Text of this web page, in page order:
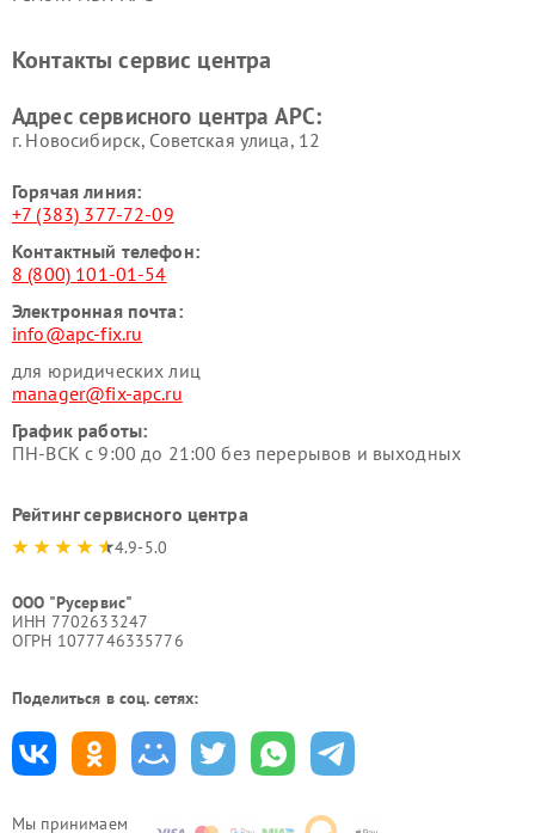
Мы принимаем
Контакты сервис центра
Адрес сервисного центра APC:
г. Новосибирск, Советская улица, 12
Горячая линия:
+7 (383) 377-72-09
Контактный телефон:
8 (800) 101-01-54
Электронная почта:
info@apc-fix.ru
для юридических лиц
manager@fix-apc.ru
График работы:
ПН-ВСК с 9:00 до 21:00 без перерывов и выходных
Рейтинг сервисного центра
4.9-5.0
ООО "Русервис"
ИНН 7702633247
ОГРН 1077746335776
Поделиться в соц. сетях: